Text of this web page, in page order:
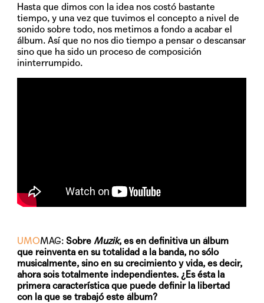
Hasta que dimos con la idea nos costó bastante
tiempo, y una vez que tuvimos el concepto a nivel de
sonido sobre todo, nos metimos a fondo a acabar el
álbum. Así que no nos dio tiempo a pensar o descansar
sino que ha sido un proceso de composición
ininterrumpido.
UMOMAG: Sobre Muzik, es en definitiva un álbum
que reinventa en su totalidad a la banda, no sólo
musicalmente, sino en su crecimiento y vida, es decir,
ahora sois totalmente independientes. ¿Es ésta la
primera característica que puede definir la libertad
con la que se trabajó este álbum?